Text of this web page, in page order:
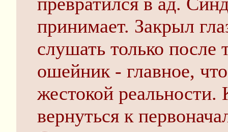
принимает. Закрыл
слушать только после
ошейник - главное,
жестокой
вернуться к